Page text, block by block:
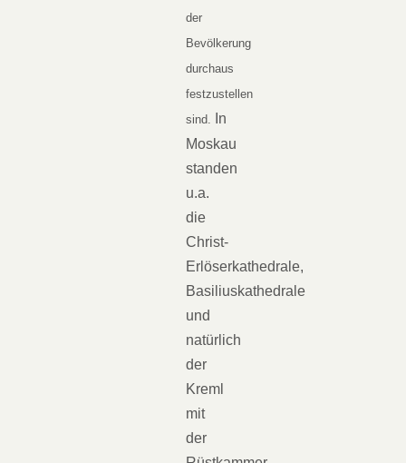
der
Bevölkerung
durchaus
festzustellen
sind.
In
Moskau
standen
u.a.
die
Christ-
Erlöserkathedrale,
Basiliuskathedrale
und
natürlich
der
Kreml
mit
der